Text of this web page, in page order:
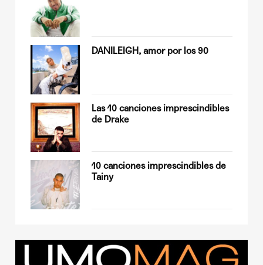
DANILEIGH, amor por los 90
Las 10 canciones imprescindibles
de Drake
10 canciones imprescindibles de
Tainy